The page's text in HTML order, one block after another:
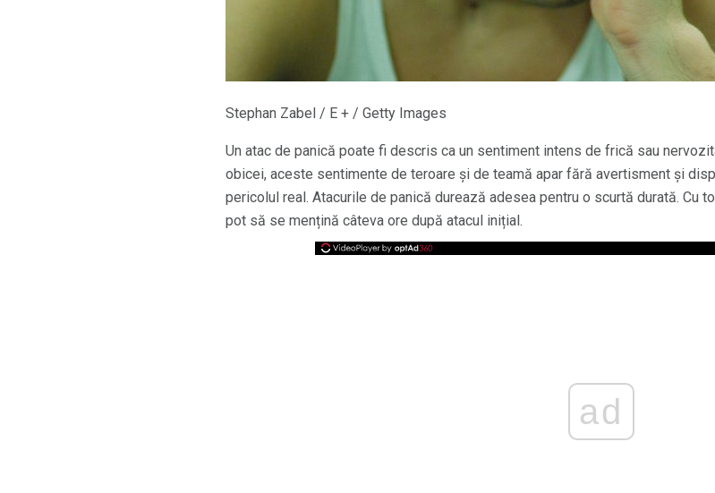
Stephan Zabel / E + / Getty Images
Un atac de panică poate fi descris ca un sentiment intens de frică sau
obicei, aceste sentimente de teroare și de teamă apar fără avertisment și
pericolul real. Atacurile de panică durează adesea pentru o scurtă durată. Cu
pot să se mențină câteva ore după atacul inițial.
ad